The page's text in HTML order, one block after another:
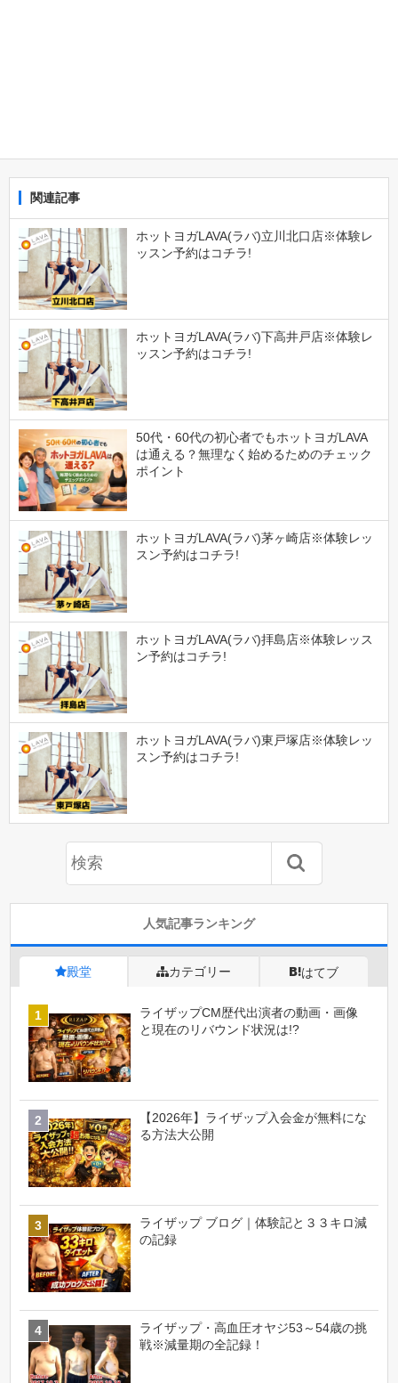
関連記事
ホットヨガLAVA(ラバ)立川北口店※体験レ
ッスン予約はコチラ!
ホットヨガLAVA(ラバ)下高井戸店※体験レ
ッスン予約はコチラ!
50代・60代の初心者でもホットヨガLAVA
は通える？無理なく始めるためのチェック
ポイント
ホットヨガLAVA(ラバ)茅ヶ崎店※体験レッ
スン予約はコチラ!
ホットヨガLAVA(ラバ)拝島店※体験レッス
ン予約はコチラ!
ホットヨガLAVA(ラバ)東戸塚店※体験レッ
スン予約はコチラ!
人気記事ランキング
殿堂 カテゴリー はてブ
ライザップCM歴代出演者の動画・画像
と現在のリバウンド状況は!?
【2026年】ライザップ入会金が無料にな
る方法大公開
ライザップ ブログ｜体験記と３３キロ減
の記録
ライザップ・高血圧オヤジ53～54歳の挑
戦※減量期の全記録！